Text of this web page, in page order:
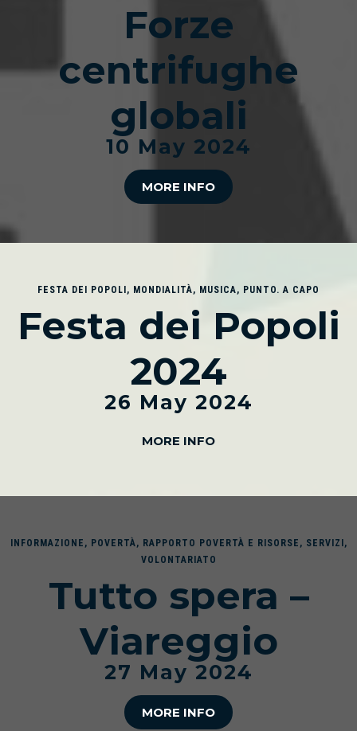
Forze
centrifughe
globali
10 May 2024
MORE INFO
FESTA DEI POPOLI , MONDIALITÀ, MUSICA, PUNTO. A CAPO
Festa dei Popoli
2024
26 May 2024
MORE INFO
INFORMAZIONE , POVERTÀ, RAPPORTO POVERTÀ E RISORSE , SERVIZI ,
VOLONTARIATO
Tutto spera –
Viareggio
27 May 2024
MORE INFO